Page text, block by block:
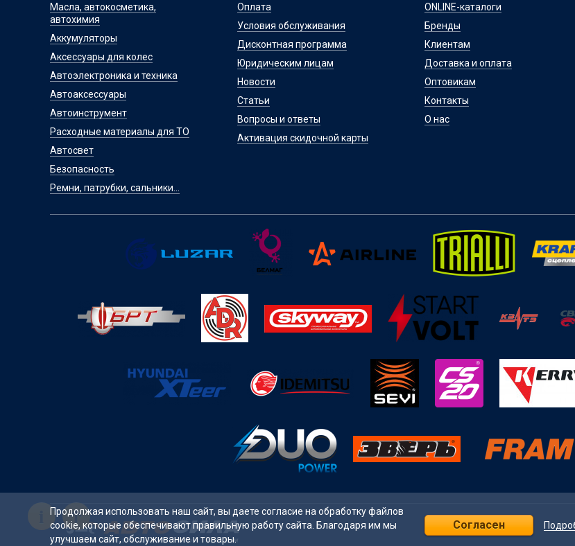
Масла, автокосметика,
автохимия
Аккумуляторы
Аксессуары для колес
Автоэлектроника и техника
Автоаксессуары
Автоинструмент
Расходные материалы для ТО
Автосвет
Безопасность
Ремни, патрубки, сальники...
Оплата
Условия обслуживания
Дисконтная программа
Юридическим лицам
Новости
Статьи
Вопросы и ответы
Активация скидочной карты
ONLINE-каталоги
Бренды
Клиентам
Доставка и оплата
Оптовикам
Контакты
О нас
Продолжая использовать наш сайт, вы даете согласие на обработку файлов
cookie, которые обеспечивают правильную работу сайта. Благодаря им мы
улучшаем сайт, обслуживание и товары.
Согласен